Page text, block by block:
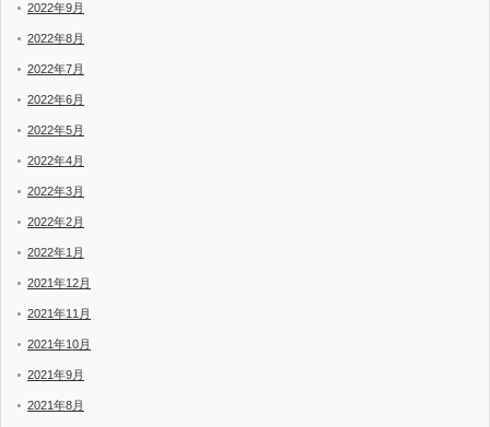
2022年9月
2022年8月
2022年7月
2022年6月
2022年5月
2022年4月
2022年3月
2022年2月
2022年1月
2021年12月
2021年11月
2021年10月
2021年9月
2021年8月